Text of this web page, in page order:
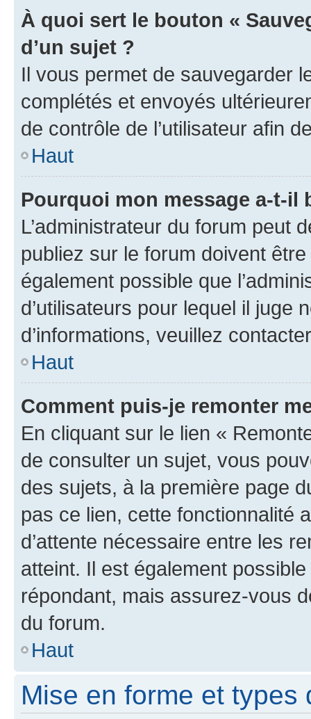
À quoi sert le bouton «
d’un sujet ?
Il vous permet de sauvegarder
complétés et envoyés
de contrôle de l’utilisateur afin
Haut
Pourquoi mon message a-t-il
L’administrateur du forum peut
publiez sur le forum doivent
également possible que
d’utilisateurs pour lequel il juge
d’informations, veuillez
Haut
Comment puis-je remonter
En cliquant sur le lien «
de consulter un sujet, vous
des sujets, à la première page
pas ce lien, cette fonctionnalité
d’attente nécessaire entre les
atteint. Il est également
répondant, mais assurez-vous
du forum.
Haut
Mise en forme et types